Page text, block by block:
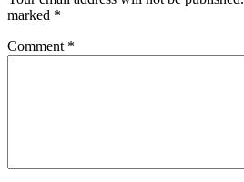
marked *
Comment *